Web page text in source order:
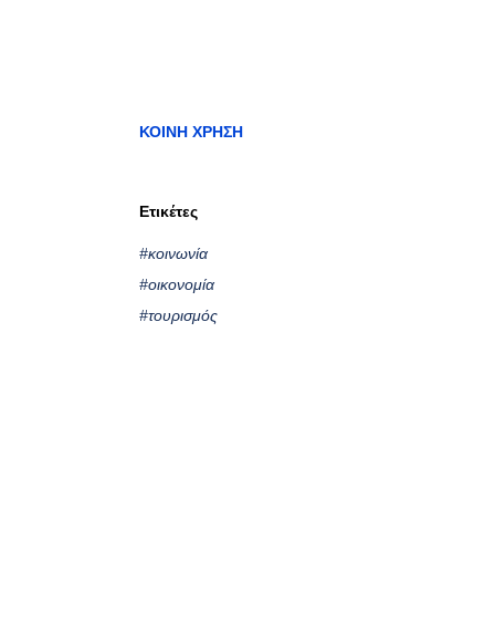
ΚΟΙΝΉ ΧΡΉΣΗ
Ετικέτες
#κοινωνία
#οικονομία
#τουρισμός